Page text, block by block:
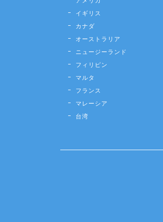
イギリス
カナダ
オーストラリア
ニュージーランド
フィリピン
マルタ
フランス
マレーシア
台湾